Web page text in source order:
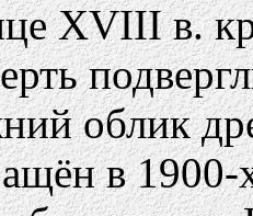
XVIII в.
облик
в 1900-